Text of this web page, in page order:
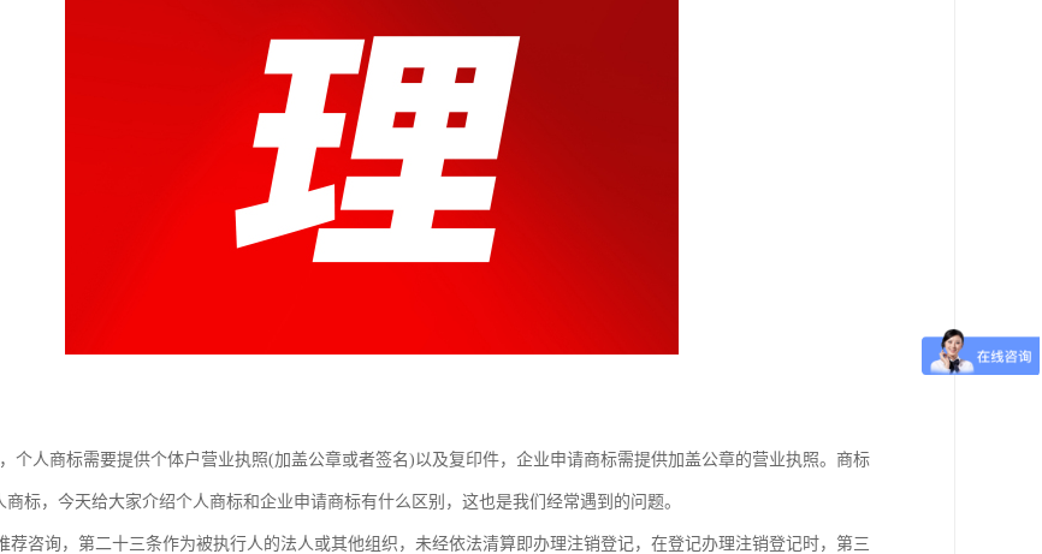
个人商标需要提供个体户营业执照(加盖公章或者签名)以及复印件，企业申请商标需提供加盖公章的营业执照。商标
商标，今天给大家介绍个人商标和企业申请商标有什么区别，这也是我们经常遇到的问题。
荐咨询，第二十三条作为被执行人的法人或其他组织，未经依法清算即办理注销登记，在登记办理注销登记时，第三